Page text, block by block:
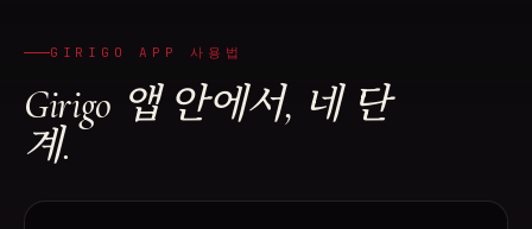
GIRIGO APP 사용법
Girigo 앱 안에서, 네 단
계.